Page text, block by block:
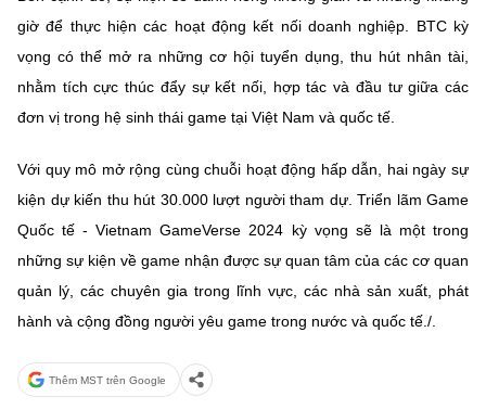
giờ để thực hiện các hoạt động kết nối doanh nghiệp. BTC kỳ
vọng có thể mở ra những cơ hội tuyển dụng, thu hút nhân tài,
nhằm tích cực thúc đẩy sự kết nối, hợp tác và đầu tư giữa các
đơn vị trong hệ sinh thái game tại Việt Nam và quốc tế.
Với quy mô mở rộng cùng chuỗi hoạt động hấp dẫn, hai ngày sự
kiện dự kiến thu hút 30.000 lượt người tham dự. Triển lãm Game
Quốc tế - Vietnam GameVerse 2024 kỳ vọng sẽ là một trong
những sự kiện về game nhận được sự quan tâm của các cơ quan
quản lý, các chuyên gia trong lĩnh vực, các nhà sản xuất, phát
hành và cộng đồng người yêu game trong nước và quốc tế./.
Thêm MST trên Google